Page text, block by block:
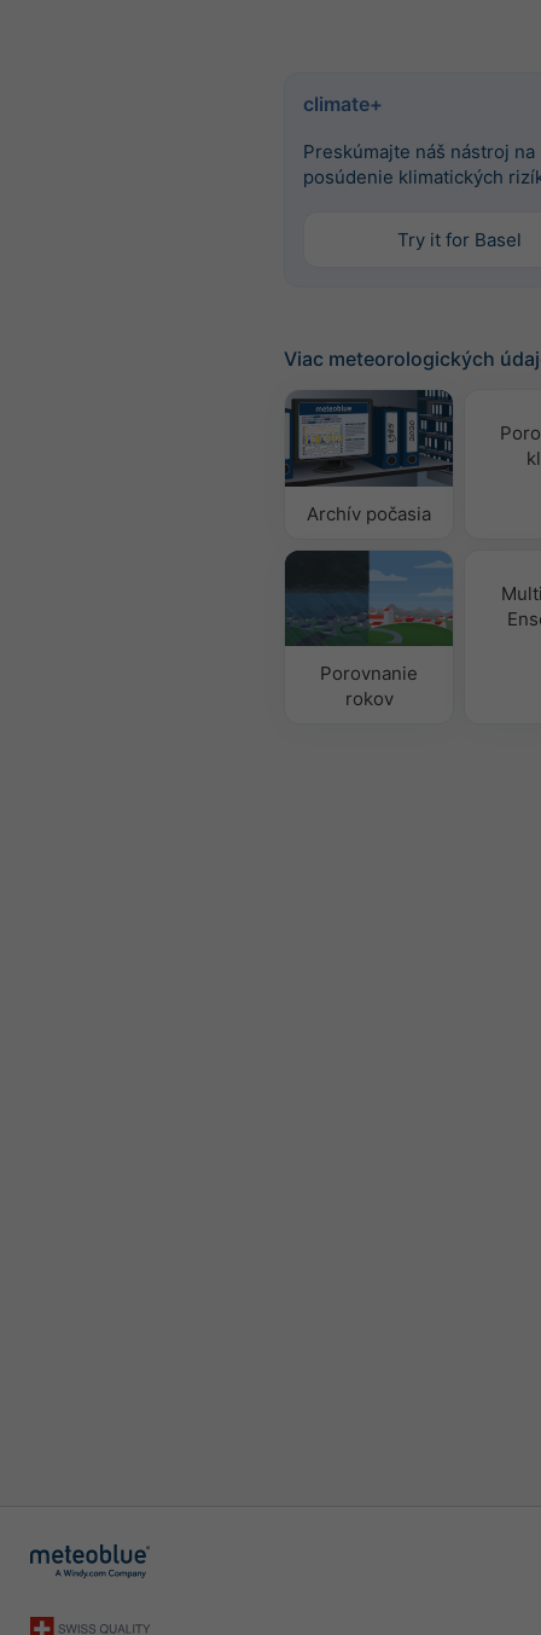
climate+
Preskúmajte náš nástroj na
posúdenie klimatických
Try it for Basel
Viac meteorologických
Archív počasia
Porovnanie
rokov